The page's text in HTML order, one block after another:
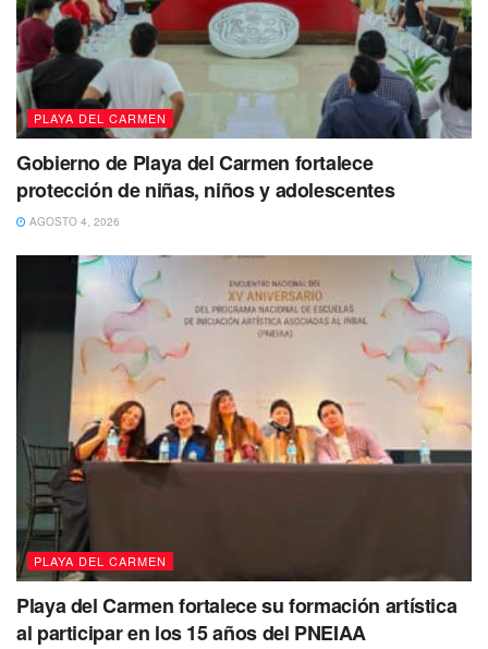
PLAYA DEL CARMEN
Gobierno de Playa del Carmen fortalece
protección de niñas, niños y adolescentes
AGOSTO 4, 2026
PLAYA DEL CARMEN
Playa del Carmen fortalece su formación artística
al participar en los 15 años del PNEIAA